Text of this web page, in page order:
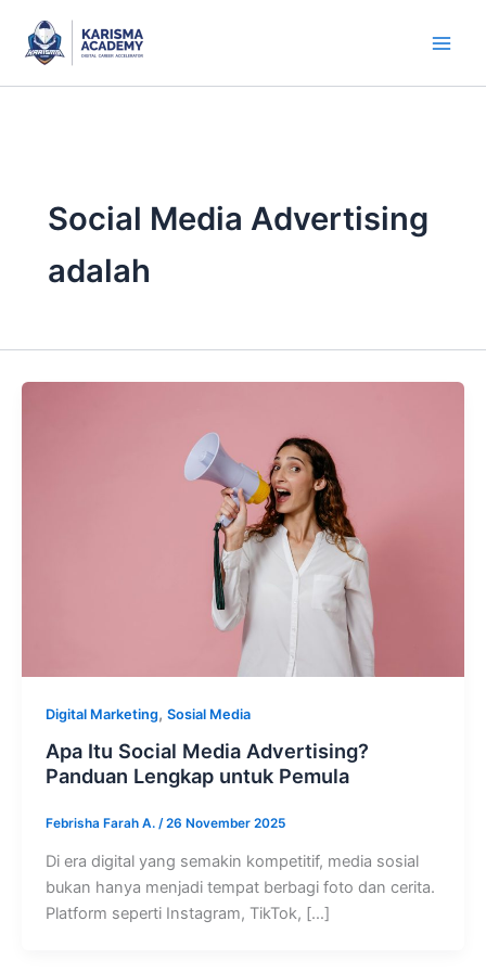
content
Social Media Advertising
adalah
Digital Marketing, Sosial Media
Apa Itu Social Media Advertising?
Panduan Lengkap untuk Pemula
Febrisha Farah A. /26 November 2025
Di era digital yang semakin kompetitif, media sosial
bukan hanya menjadi tempat berbagi foto dan cerita.
Platform seperti Instagram, TikTok, […]